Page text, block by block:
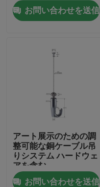
私達について
工場旅行
お問い合わせを送信
アート展示のための調
整可能な銅ケーブル吊
りシステム ハードウェ
アを含む
お問い合わせを送信